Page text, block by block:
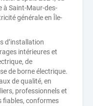
à Saint-Maur-des-
générale en Île-
d’installation
intérieures et
de
de borne électrique.
de qualité, en
professionnels et
fiables, conformes